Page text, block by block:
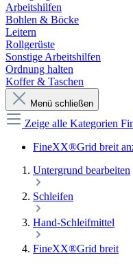
Arbeitshilfen
Bohlen & Böcke
Leitern
Rollgerüste
Sonstige Arbeitshilfen
Ordnung halten
Koffer & Taschen
Menü schließen
Zeige alle Kategorien
FineXX®Grid breit
Untergrund bearbeiten
Schleifen
Hand-Schleifmittel
FineXX®Grid breit